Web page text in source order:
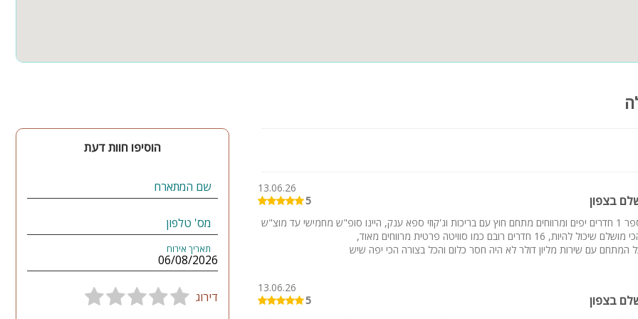
נופש
שעות היממה, תוך שמירה על התחשבות בסביבה ובשכנים
ביום הכיפורים וביום הזיכרון
ונעימה לכלל האורחים
הבאה שלכם ותיהנו ממתחם ענק, בריכות, ג'קוזי, משחקים והמון רגעים של אושר
בצפון
13.06.26
5
מקום מאלףף מספר 1 חדרים יפים ומרווחים מתחם חוץ עם בריכות וג'קוזי ספא ענק, היינו סופ"ש מחמישי עד מוצ"ש
המתחם עם שירות מליון דולר לא היה חסר כלום והכל בצורה הכי יפה שיש
בצפון
13.06.26
5
הוסיפו חוות דעת
שם המתארח
מס' טלפון
תאריך אירוח
דירוג